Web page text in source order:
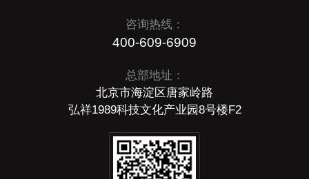
咨询热线：
400-609-6909
总部地址：
北京市海淀区唐家岭路
弘祥1989科技文化产业园8号楼F2